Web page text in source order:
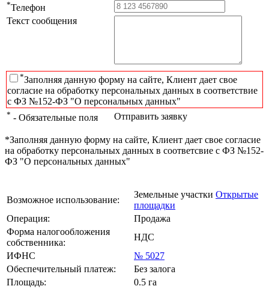
*Телефон
Текст сообщения
*Заполняя данную форму на сайте, Клиент дает свое
согласие на обработку персональных данных в соответствие
с ФЗ №152-ФЗ "О персональных данных"
* - Обязательные поля Отправить заявку
*Заполняя данную форму на сайте, Клиент дает свое согласие
на обработку персональных данных в соответсвие с ФЗ №152-
ФЗ "О персональных данных"
Возможное использование:
Земельные участки Открытые
площадки
Операция:
Продажа
Форма налогообложения
собственника:
НДС
ИФНС
№ 5027
Обеспечительный платеж:
Без залога
Площадь:
0.5 га